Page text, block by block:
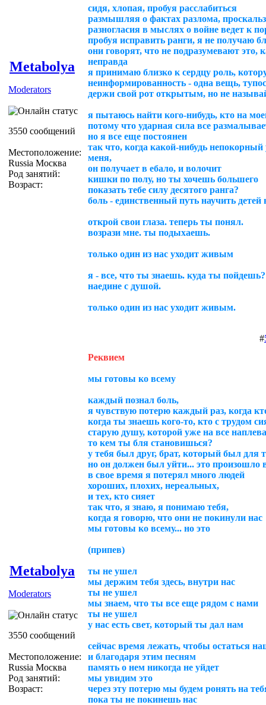
Metabolya
Moderators
3550 сообщений
Местоположение:
Russia Москва
Род занятий:
Возраст:
сидя, хлопая, пробуя расслабиться
размышляя о фактах разлома,
разногласия в мыслях о войне ведет к
пробуя исправить ранги, я не получаю
они говорят, что не подразумевают это,
неправда
я принимаю близко к сердцу роль,
неинформированность - одна вещь,
держи свой рот открытым, но не
я пытаюсь найти кого-нибудь, кто на
потому что ударная сила все
но я все еще постоянен
так что, когда какой-нибудь непокорный
меня,
он получает в ебало, и волочит
кишки по полу, но ты хочешь большего
показать тебе силу десятого ранга?
боль - единственный путь научить
открой свои глаза. теперь ты понял.
возрази мне. ты подыхаешь.
только один из нас уходит живым
я - все, что ты знаешь. куда ты пойдешь?
наедине с душой.
только один из нас уходит живым.
Metabolya
Moderators
3550 сообщений
Местоположение:
Russia Москва
Род занятий:
Возраст:
#
Реквием
мы готовы ко всему
каждый познал боль,
я чувствую потерю каждый раз, когда
когда ты знаешь кого-то, кто с трудом
старую душу, которой уже на все
то кем ты бля становишься?
у тебя был друг, брат, который был для
но он должен был уйти... это произошло
в свое время я потерял много людей
хороших, плохих, нереальных,
и тех, кто сияет
так что, я знаю, я понимаю тебя,
когда я говорю, что они не покинули нас
мы готовы ко всему... но это
(припев)
ты не ушел
мы держим тебя здесь, внутри нас
ты не ушел
мы знаем, что ты все еще рядом с нами
ты не ушел
у нас есть свет, который ты дал нам
сейчас время лежать, чтобы остаться
и благодаря этим песням
память о нем никогда не уйдет
мы увидим это
через эту потерю мы будем ронять на
пока ты не покинешь нас